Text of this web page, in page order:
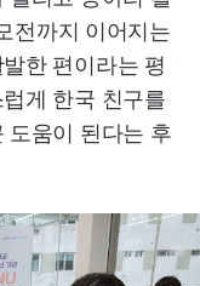
전까지 이어지는
한 편이라는 평
게 한국 친구를
도움이 된다는 후